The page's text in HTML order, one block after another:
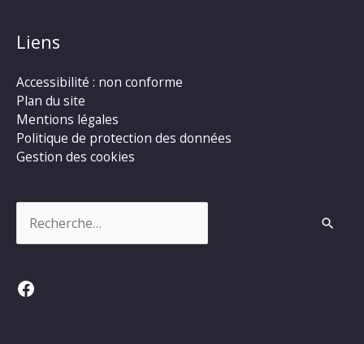
Liens
Accessibilité : non conforme
Plan du site
Mentions légales
Politique de protection des données
Gestion des cookies
Facebook